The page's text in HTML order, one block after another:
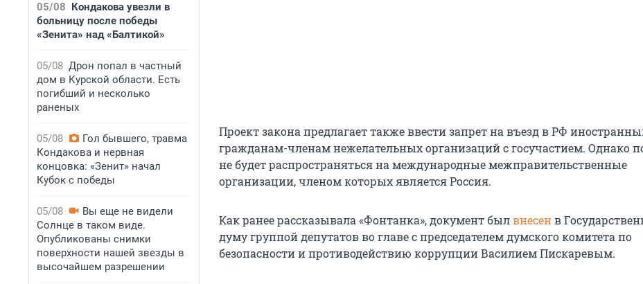
05/08 Кондакова увезли в
больницу после победы
«Зенита» над «Балтикой»
05/08 Дрон попал в частный
дом в Курской области. Есть
погибший и несколько
раненых
05/08
Гол бывшего, травма
Кондакова и нервная
концовка: «Зенит» начал
Кубок с победы
05/08
Вы еще не видели
Солнце в таком виде.
Опубликованы снимки
поверхности нашей звезды в
высочайшем разрешении
Проект закона предлагает также ввести запрет на въезд в РФ
гражданам-членам нежелательных организаций с госучастием. Однако
не будет распространяться на международные межправительственные
организации, членом которых является Россия.
Как ранее рассказывала «Фонтанка», документ былвнесенв
думу группой депутатов во главе с председателем думского комитета по
безопасности и противодействию коррупции Василием Пискаревым.